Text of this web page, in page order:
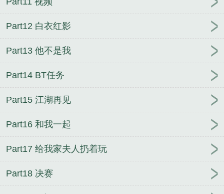
个哥哥溺宠日常
春山
开局中奖八个亿
渣了偏执
反派后[快穿]
下堂弃妇只想搞钱养崽
穿成
发财树后我爆红了
千秋梦
娱之全职丈夫
万人嫌真少爷重生
Part12 白衣红影
Part13 他不是我
Part14 BT任务
Part15 江湖再见
Part16 和我一起
Part17 给我家夫人扔着玩
Part18 决赛